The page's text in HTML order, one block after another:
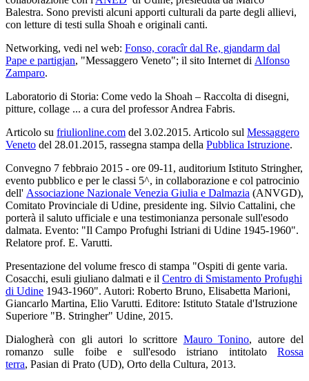
Balestra. Sono previsti alcuni apporti culturali da parte degli allievi,
con letture di testi sulla Shoah e originali canti.
Networking, vedi nel web: Fonso, coracîr dal Re, gjandarm dal
Pape e partigjan, "Messaggero Veneto"; il sito Internet di Alfonso
Zamparo.
Laboratorio di Storia: Come vedo la Shoah – Raccolta di disegni,
pitture, collage ... a cura del professor Andrea Fabris.
Articolo su friulionline.com del 3.02.2015. Articolo sul Messaggero
Veneto del 28.01.2015, rassegna stampa della Pubblica Istruzione.
Convegno 7 febbraio 2015 - ore 09-11, auditorium Istituto Stringher,
evento pubblico e per le classi 5^, in collaborazione e col patrocinio
dell' Associazione Nazionale Venezia Giulia e Dalmazia (ANVGD),
Comitato Provinciale di Udine, presidente ing. Silvio Cattalini, che
porterà il saluto ufficiale e una testimonianza personale sull'esodo
dalmata. Evento: "Il Campo Profughi Istriani di Udine 1945-1960".
Relatore prof. E. Varutti.
Presentazione del volume fresco di stampa "Ospiti di gente varia.
Cosacchi, esuli giuliano dalmati e il Centro di Smistamento Profughi
di Udine 1943-1960". Autori: Roberto Bruno, Elisabetta Marioni,
Giancarlo Martina, Elio Varutti. Editore: Istituto Statale d'Istruzione
Superiore "B. Stringher" Udine, 2015.
Dialogherà con gli autori lo scrittore Mauro Tonino, autore del
romanzo sulle foibe e sull'esodo istriano intitolato Rossa
terra, Pasian di Prato (UD), Orto della Cultura, 2013.